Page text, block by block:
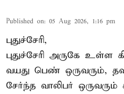
Published on: 05 Aug 2026, 1:16 pm
புதுச்சேரி,
புதுச்சேரி அருகே உள்ள
வயது பெண் ஒருவரும்,
சேர்ந்த வாலிபர் ஒருவரும்